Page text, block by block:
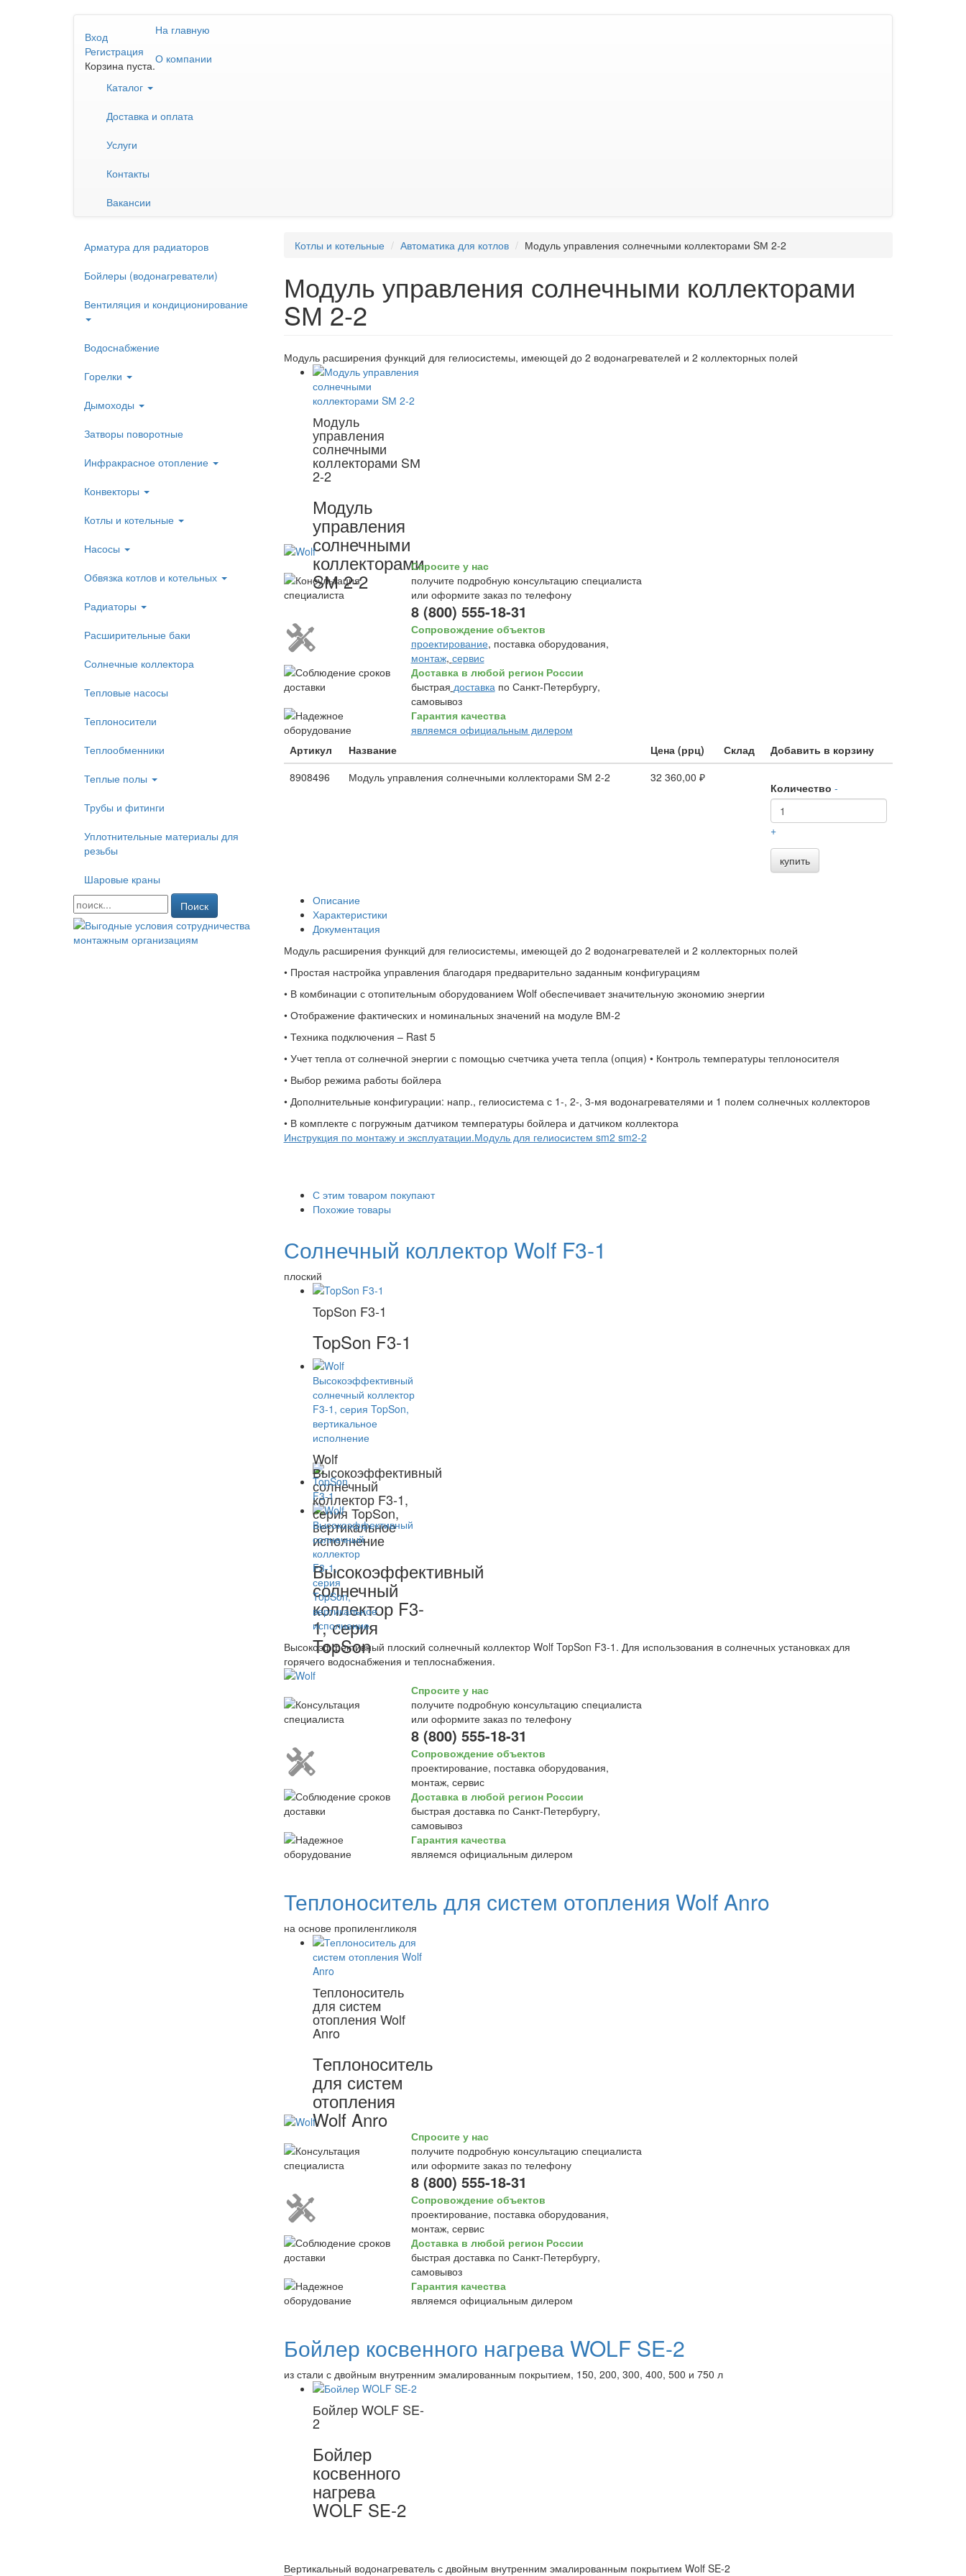
Вход
Регистрация
Корзина пуста.
На главную
О компании
Каталог
Доставка и оплата
Услуги
Контакты
Вакансии
Арматура для радиаторов
Бойлеры (водонагреватели)
Вентиляция и кондиционирование
Водоснабжение
Горелки
Дымоходы
Затворы поворотные
Инфракрасное отопление
Конвекторы
Котлы и котельные
Насосы
Обвязка котлов и котельных
Радиаторы
Расширительные баки
Солнечные коллектора
Тепловые насосы
Теплоносители
Теплообменники
Теплые полы
Трубы и фитинги
Уплотнительные материалы для
резьбы
Шаровые краны
Поиск
Котлы и котельные Автоматика для котлов Модуль управления солнечными коллекторами SМ 2-2
Модуль управления солнечными коллекторами
SМ 2-2
Модуль расширения функций для гелиосистемы, имеющей до 2 водонагревателей и 2 коллекторных полей
Модуль
управления
солнечными
коллекторами SМ
2-2
Модуль
управления
солнечными
коллекторами
SМ 2-2
Спросите у нас
получите подробную консультацию специалиста
или оформите заказ по телефону
8 (800) 555-18-31
Сопровождение объектов
проектирование, поставка оборудования,
монтаж, сервис
Доставка в любой регион России
быстрая доставкапо Санкт-Петербургу,
самовывоз
Гарантия качества
являемся официальным дилером
Артикул
Название Цена (ррц) Склад
Добавить в корзину
8908496
Модуль управления солнечными коллекторами SМ 2-2 32 360,00 ₽
Количество -
+
купить
Описание
Характеристики
Документация
Модуль расширения функций для гелиосистемы, имеющей до 2 водонагревателей и 2 коллекторных полей
• Простая настройка управления благодаря предварительно заданным конфигурациям
• В комбинации с отопительным оборудованием Wolf обеспечивает значительную экономию энергии
• Отображение фактических и номинальных значений на модуле ВМ-2
• Техника подключения – Rast 5
• Учет тепла от солнечной энергии с помощью счетчика учета тепла (опция) • Контроль температуры теплоносителя
• Выбор режима работы бойлера
• Дополнительные конфигурации: напр., гелиосистема с 1-, 2-, 3-мя водонагревателями и 1 полем солнечных коллекторов
• В комплекте с погружным датчиком температуры бойлера и датчиком коллектора
Инструкция по монтажу и эксплуатации.Модуль для гелиосистем sm2 sm2-2
С этим товаром покупают
Похожие товары
Солнечный коллектор Wolf F3-1
плоский
TopSon F3-1
TopSon F3-1
Wolf
Высокоэффективный
солнечный
коллектор F3-1,
серия TopSon,
вертикальное
исполнение
Высокоэффективный
солнечный
коллектор F3-
1, серия
TopSon
Высокоэффективный плоский солнечный коллектор Wolf TopSon F3-1. Для использования в солнечных установках для
горячего водоснабжения и теплоснабжения.
Спросите у нас
получите подробную консультацию специалиста
или оформите заказ по телефону
8 (800) 555-18-31
Сопровождение объектов
проектирование, поставка оборудования,
монтаж, сервис
Доставка в любой регион России
быстрая доставка по Санкт-Петербургу,
самовывоз
Гарантия качества
являемся официальным дилером
Теплоноситель для систем отопления Wolf Anro
на основе пропиленгликоля
Теплоноситель
для систем
отопления Wolf
Anro
Теплоноситель
для систем
отопления
Wolf Anro
Спросите у нас
получите подробную консультацию специалиста
или оформите заказ по телефону
8 (800) 555-18-31
Сопровождение объектов
проектирование, поставка оборудования,
монтаж, сервис
Доставка в любой регион России
быстрая доставка по Санкт-Петербургу,
самовывоз
Гарантия качества
являемся официальным дилером
Бойлер косвенного нагрева WOLF SE-2
из стали с двойным внутренним эмалированным покрытием, 150, 200, 300, 400, 500 и 750 л
Бойлер WOLF SE-
2
Бойлер
косвенного
нагрева
WOLF SE-2
Вертикальный водонагреватель с двойным внутренним эмалированным покрытием Wolf SE-2